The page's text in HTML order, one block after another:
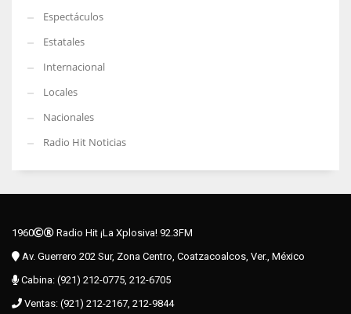
Espectáculos
Estatales
Internacional
Locales
Nacionales
Radio Hit Noticias
1960
Radio Hit ¡La Xplosiva! 92.3FM
Av. Guerrero 202 Sur, Zona Centro, Coatzacoalcos, Ver., México
Cabina: (921) 212-0775, 212-6705
Ventas: (921) 212-2167, 212-9844